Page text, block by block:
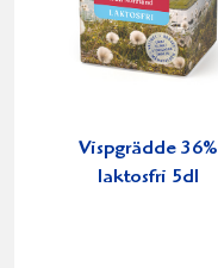
Vispgrädde 36%
laktosfri 5dl